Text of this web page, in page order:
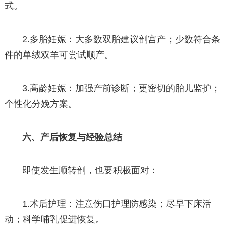
式。
2.多胎妊娠：大多数双胎建议剖宫产；少数符合条
件的单绒双羊可尝试顺产。
3.高龄妊娠：加强产前诊断；更密切的胎儿监护；
个性化分娩方案。
六、产后恢复与经验总结
即使发生顺转剖，也要积极面对：
1.术后护理：注意伤口护理防感染；尽早下床活
动；科学哺乳促进恢复。